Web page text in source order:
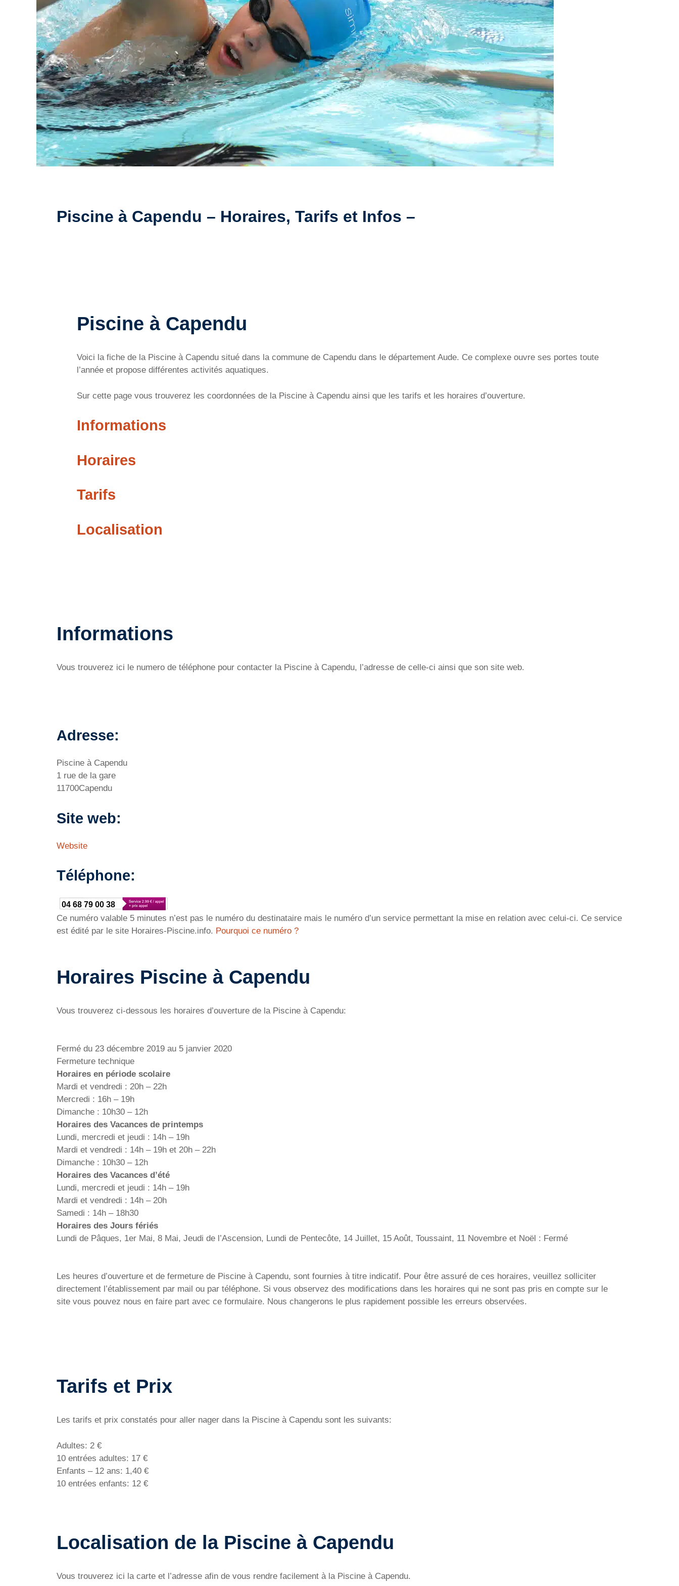
Piscine à Capendu – Horaires, Tarifs et Infos –
Piscine à Capendu
Voici la fiche de la Piscine à Capendu situé dans la commune de Capendu dans le département Aude. Ce complexe ouvre ses portes toute
l’année et propose différentes activités aquatiques.
Sur cette page vous trouverez les coordonnées de la Piscine à Capendu ainsi que les tarifs et les horaires d’ouverture.
Informations
Horaires
Tarifs
Localisation
Informations
Vous trouverez ici le numero de téléphone pour contacter la Piscine à Capendu, l’adresse de celle-ci ainsi que son site web.
Adresse:
Piscine à Capendu
1 rue de la gare
11700Capendu
Site web:
Website
Téléphone:
04 68 79 00 38
Ce numéro valable 5 minutes n’est pas le numéro du destinataire mais le numéro d’un service permettant la mise en relation avec celui-ci. Ce service
est édité par le site Horaires-Piscine.info. Pourquoi ce numéro ?
Horaires Piscine à Capendu
Vous trouverez ci-dessous les horaires d’ouverture de la Piscine à Capendu:
Fermé du 23 décembre 2019 au 5 janvier 2020
Fermeture technique
Horaires en période scolaire
Mardi et vendredi : 20h – 22h
Mercredi : 16h – 19h
Dimanche : 10h30 – 12h
Horaires des Vacances de printemps
Lundi, mercredi et jeudi : 14h – 19h
Mardi et vendredi : 14h – 19h et 20h – 22h
Dimanche : 10h30 – 12h
Horaires des Vacances d’été
Lundi, mercredi et jeudi : 14h – 19h
Mardi et vendredi : 14h – 20h
Samedi : 14h – 18h30
Horaires des Jours fériés
Lundi de Pâques, 1er Mai, 8 Mai, Jeudi de l’Ascension, Lundi de Pentecôte, 14 Juillet, 15 Août, Toussaint, 11 Novembre et Noël : Fermé
Les heures d’ouverture et de fermeture de Piscine à Capendu, sont fournies à titre indicatif. Pour être assuré de ces horaires, veuillez solliciter
directement l’établissement par mail ou par téléphone. Si vous observez des modifications dans les horaires qui ne sont pas pris en compte sur le
site vous pouvez nous en faire part avec ce formulaire. Nous changerons le plus rapidement possible les erreurs observées.
Tarifs et Prix
Les tarifs et prix constatés pour aller nager dans la Piscine à Capendu sont les suivants:
Adultes: 2 €
10 entrées adultes: 17 €
Enfants – 12 ans: 1,40 €
10 entrées enfants: 12 €
Localisation de la Piscine à Capendu
Vous trouverez ici la carte et l’adresse afin de vous rendre facilement à la Piscine à Capendu.